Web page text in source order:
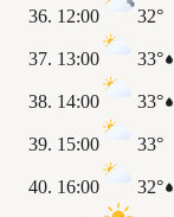
12:00 32°
13:00 33°
14:00 33°
15:00 33°
16:00 32°